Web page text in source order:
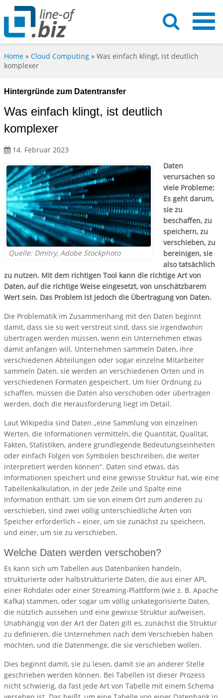
Home » Cloud Computing » Was einfach klingt, ist deutlich
komplexer
Hintergründe zum Datentransfer
Was einfach klingt, ist deutlich
komplexer
14. Februar 2023
Quelle: Dmitry, Adobe Stockphoto
Daten
verursachen so
viele Probleme:
Es geht darum,
sie zu
beschaffen, zu
speichern, zu
verschieben, zu
bereinigen, sie
also tatsächlich
zu nutzen. Mit dem richtigen Tool kann die richtige Art von
Daten, auf die richtige Weise eingesetzt, von unschätzbarem
Wert sein. Das Problem ist jedoch die Übertragung von Daten.
Die Problematik im Zusammenhang mit den Daten beginnt
damit, dass sie so weit verstreut sind, dass sie irgendwohin
übertragen werden müssen, wenn ein Unternehmen etwas
damit anfangen will. Unternehmen sammeln Daten, ihre
verschiedenen Abteilungen oder sogar einzelne Mitarbeiter
sammeln Daten, sie werden an verschiedenen Orten und in
verschiedenen Formaten gespeichert. Um hier Ordnung zu
schaffen, müssen die Daten also verschoben oder übertragen
werden, doch die Herausforderung liegt im Detail.
Laut Wikipedia sind Daten „eine Sammlung von einzelnen
Werten, die Informationen vermitteln, die Quantität, Qualität,
Fakten, Statistiken, andere grundlegende Bedeutungseinheiten
oder einfach Folgen von Symbolen beschreiben, die weiter
interpretiert werden können“. Daten sind etwas, das
Informationen speichert und eine gewisse Struktur hat, wie eine
Tabellenkalkulation, in der jede Zeile und Spalte eine
Information enthält. Um sie von einem Ort zum anderen zu
verschieben, sind zwei völlig unterschiedliche Arten von
Speicher erforderlich – einer, um sie zunächst zu speichern,
und einer, um sie zu verschieben.
Welche Daten werden verschoben?
Es kann sich um Tabellen aus Datenbanken handeln,
strukturierte oder halbstrukturierte Daten, die aus einer API,
einer Rohdatei oder einer Streaming-Plattform (wie z. B. Apache
Kafka) stammen, oder sogar um völlig unkategorisierte Daten,
die nützlich aussehen und eine gewisse Struktur aufweisen.
Unabhängig von der Art der Daten gilt es, zunächst die Struktur
zu definieren, die Unternehmen nach dem Verschieben haben
möchten, und die Datenmenge, die sie verschieben wollen.
Dies beginnt damit, sie zu lesen, damit sie an anderer Stelle
geschrieben werden können. Bei Tabellen ist dieser Prozess
nicht schwierig, da fast jede Art von Tabelle mit einem Schema